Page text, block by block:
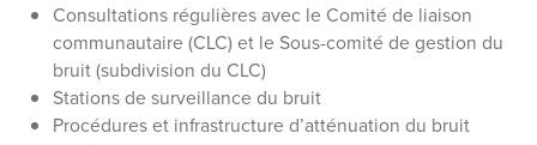
Consultations régulières avec le Comité de liaison
communautaire (CLC) et le Sous-comité de gestion du
bruit (subdivision du CLC)
Stations de surveillance du bruit
Procédures et infrastructure d’atténuation du bruit